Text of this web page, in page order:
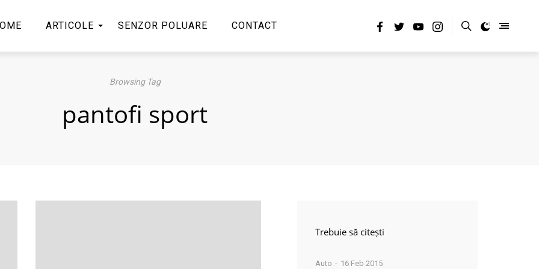
ARTICOLE SENZOR POLUARE CONTACT
Browsing Tag
pantofi sport
Trebuie să citești
Auto 16 Feb 2015